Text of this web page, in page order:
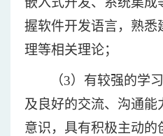
握软件开发语言，熟悉
理等相关理论；
（3）有较强的学
及良好的交流、沟通能
意识，具有积极主动的